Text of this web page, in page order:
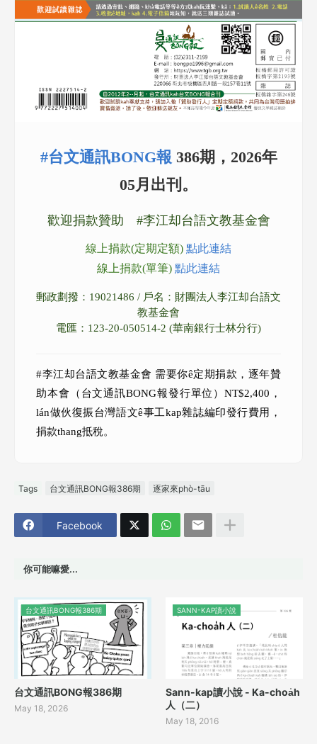
#台文通訊BONG報 386期，2026年
05月出刊。
歡迎捐款贊助 #李江却台語文教基金會
線上捐款(定期定額) 點此連結
線上捐款(單筆) 點此連結
郵政劃撥：19021486 / 戶名：財團法人李江却台語文
教基金會
電匯：123-20-050514-2 (華南銀行士林分行)
#李江却台語文教基金會 需要你ê定期捐款，逐年贊
助本會（台文通訊BONG報發行單位）NT$2,400，
lán做伙復振台灣語文ê事工kap雜誌編印發行費用，
捐款thang抵稅。
Tags 台文通訊BONG報386期 逐家來phò-tāu
Facebook
你可能嘛愛...
台文通訊BONG報386期
台文通訊BONG報386期
May 18, 2026
SANN-KAP讀小說
Sann-kap讀小說 - Ka-choa̍h
人（二）
May 18, 2016